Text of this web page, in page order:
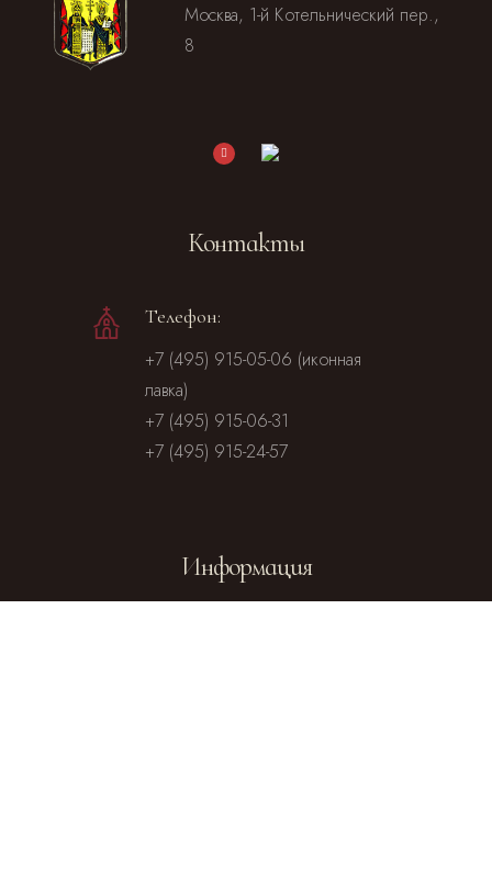
Москва, 1-й Котельнический пер.,
8
Контакты
Телефон:
+7 (495) 915-05-06 (иконная
лавка)
+7 (495) 915-06-31
+7 (495) 915-24-57
Информация